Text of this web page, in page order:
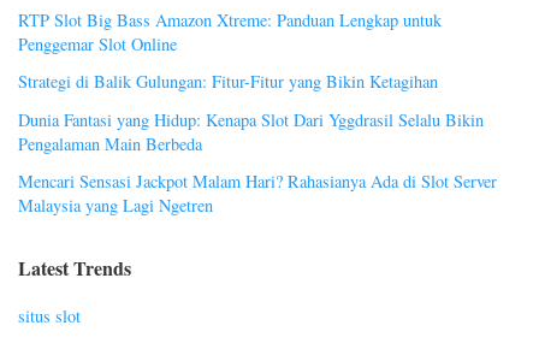
RTP Slot Big Bass Amazon Xtreme: Panduan Lengkap untuk
Penggemar Slot Online
Strategi di Balik Gulungan: Fitur-Fitur yang Bikin Ketagihan
Dunia Fantasi yang Hidup: Kenapa Slot Dari Yggdrasil Selalu Bikin
Pengalaman Main Berbeda
Mencari Sensasi Jackpot Malam Hari? Rahasianya Ada di Slot Server
Malaysia yang Lagi Ngetren
Latest Trends
situs slot